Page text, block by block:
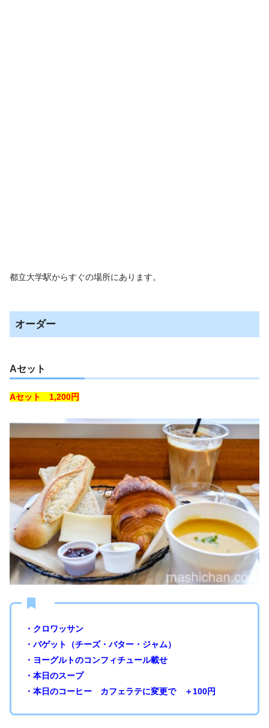
都立大学駅からすぐの場所にあります。
オーダー
Aセット
Aセット 1,200円
・クロワッサン
・バゲット（チーズ・バター・ジャム）
・ヨーグルトのコンフィチュール載せ
・本日のスープ
・本日のコーヒー カフェラテに変更で ＋100円